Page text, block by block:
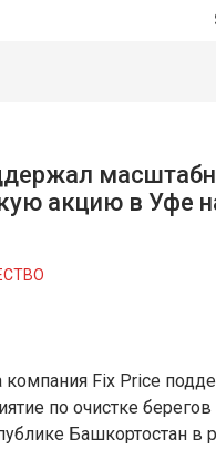
акцию в Уфе
компания Fix Price
по очистке берегов
Башкортостан в